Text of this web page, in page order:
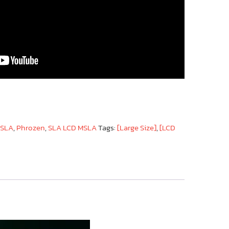
,Phrozen,SLA LCD MSLATags:[Large Size],[LCD